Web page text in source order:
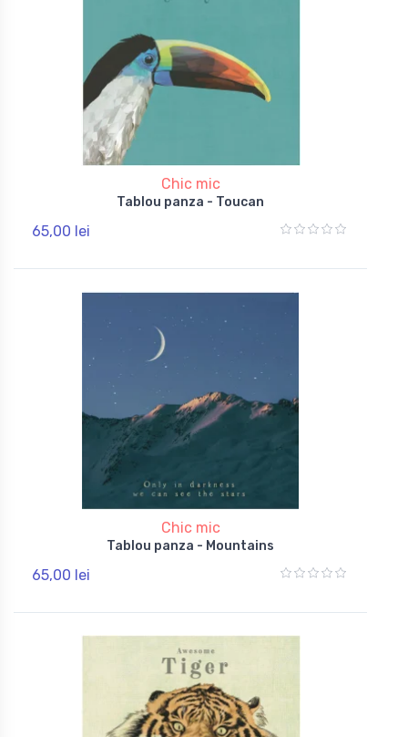
Chic mic
Tablou panza - Toucan
65,00 lei
Chic mic
Tablou panza - Mountains
65,00 lei